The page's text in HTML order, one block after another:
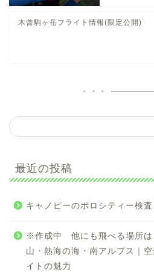
木曾駒ヶ岳フライト情報(限定公開)
最近の投稿
キャノピーのポロシティー検査
※作成中 他にも飛べる場所は
山・熱海の海・南アルプス｜
イトの魅力